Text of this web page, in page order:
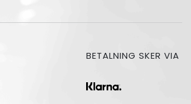
BETALNING SKER VIA